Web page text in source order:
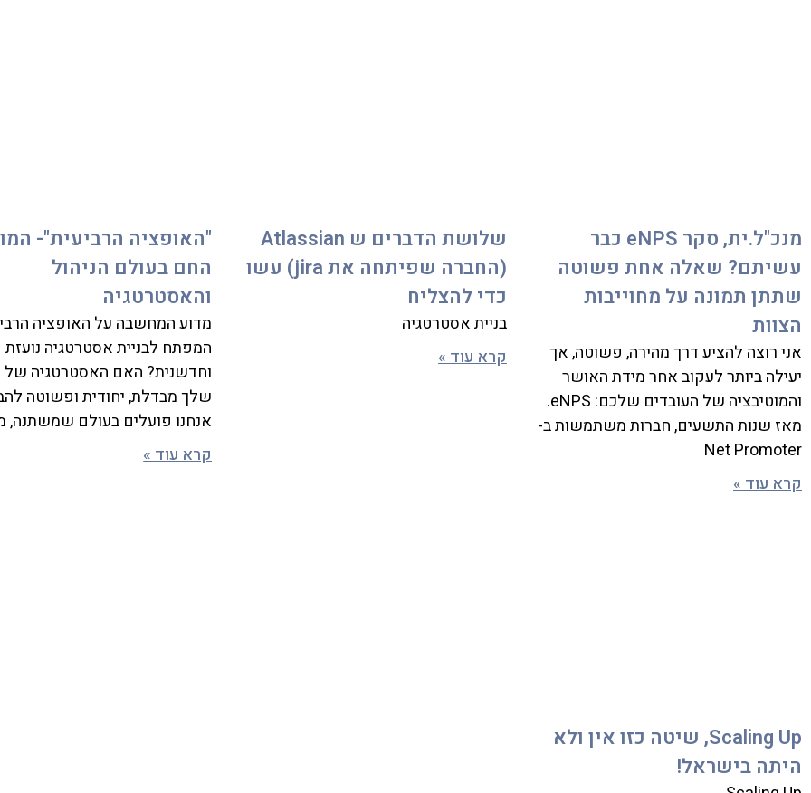
מנכ"ל.ית, סקר eNPS כבר
עשיתם? שאלה אחת פשוטה
שתתן תמונה על מחוייבות
הצוות
אני רוצה להציע דרך מהירה, פשוטה, אך
יעילה ביותר לעקוב אחר מידת האושר
והמוטיבציה של העובדים שלכם: eNPS.
מאז שנות התשעים, חברות משתמשות ב-
Net Promoter
קרא עוד »
שלושת הדברים ש Atlassian
(החברה שפיתחה את jira) עשו
כדי להצליח
בניית אסטרטגיה
קרא עוד »
"האופציה הרביעית"-
החם בעולם הניהול
והאסטרטגיה
מדוע המחשבה על האופציה
המפתח לבניית אסטרטגיה נועזת
וחדשנית? האם האסטרטגיה של
שלך מבדלת, יחודית ופשוטה
אנחנו פועלים בעולם
קרא עוד »
Scaling Up, שיטה כזו אין ולא
היתה בישראל!